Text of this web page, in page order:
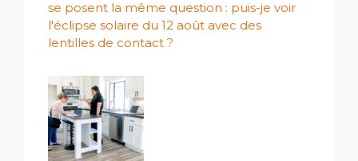
se posent la même question : puis-je voir
l'éclipse solaire du 12 août avec des
lentilles de contact ?